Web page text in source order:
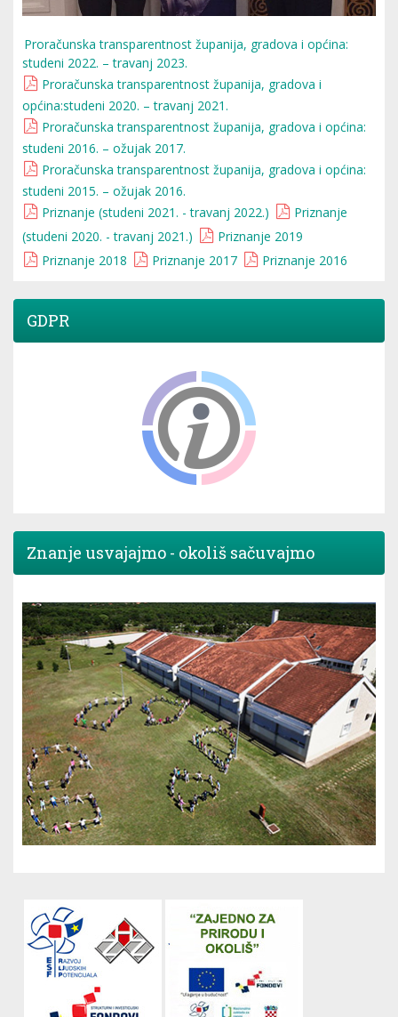
Proračunska transparentnost županija, gradova i općina:
studeni 2022. – travanj 2023.
Proračunska transparentnost županija, gradova i
općina:studeni 2020. – travanj 2021.
Proračunska transparentnost županija, gradova i općina:
studeni 2016. – ožujak 2017.
Proračunska transparentnost županija, gradova i općina:
studeni 2015. – ožujak 2016.
Priznanje (studeni 2021. - travanj 2022.)
Priznanje
(studeni 2020. - travanj 2021.)
Priznanje 2019
Priznanje 2018
Priznanje 2017 Priznanje 2016
GDPR
Znanje usvajajmo - okoliš sačuvajmo